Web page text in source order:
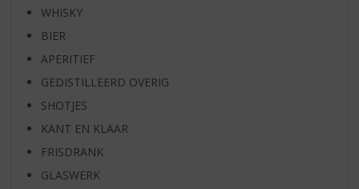
WHISKY
BIER
APERITIEF
GEDISTILLEERD OVERIG
SHOTJES
KANT EN KLAAR
FRISDRANK
GLASWERK